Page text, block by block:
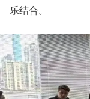
乐结合。